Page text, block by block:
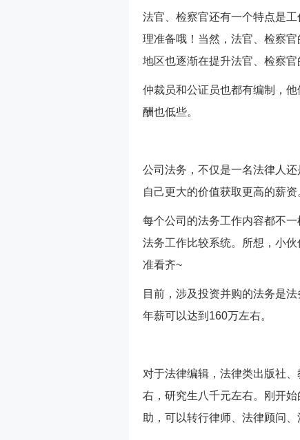
法官、检察官还有一个特点是
理准备哦！当然，法官、检察
地区也逐渐在提升法官、检察官
仲裁员和公证员也都有编制，
酬也低些。
公司法务，不仅是一名法律人
自己更大的价值获取更高的薪资
每个公司的法务工作内容都不
法务工作比较系统。所想，小
准看齐~
目前，涉及投资并购的法务是
年薪可以达到160万左右。
对于法律编辑，法律类出版社、
右，研究生八千元左右。刚开
助，可以转行律师、法律顾问、